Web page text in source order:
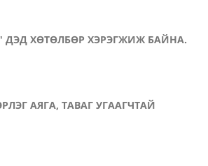
ХӨТӨЛБӨР ХЭРЭГЖИЖ БАЙНА.
АЯГА, ТАВАГ УГААГЧТАЙ